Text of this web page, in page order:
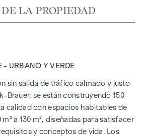
LA PROPIEDAD
- URBANO Y VERDE
sin salida de tráfico calmado y justo
Brauer, se están construyendo 150
calidad con espacios habitables de
a 130 m², diseñadas para satisfacer
y conceptos de vida. Los